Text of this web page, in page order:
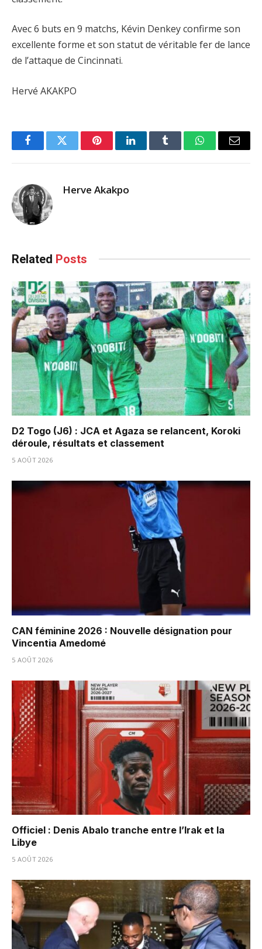
Avec 6 buts en 9 matchs, Kévin Denkey confirme son
excellente forme et son statut de véritable fer de lance
de l’attaque de Cincinnati.
Hervé AKAKPO
FacebookTwitter PinterestLinkedInTumblr WhatsAppEmail
Herve Akakpo
Related Posts
D2 Togo (J6) : JCA et Agaza se relancent, Koroki
déroule, résultats et classement
5 AOÛT 2026
CAN féminine 2026 : Nouvelle désignation pour
Vincentia Amedomé
5 AOÛT 2026
Officiel : Denis Abalo tranche entre l’Irak et la
Libye
5 AOÛT 2026